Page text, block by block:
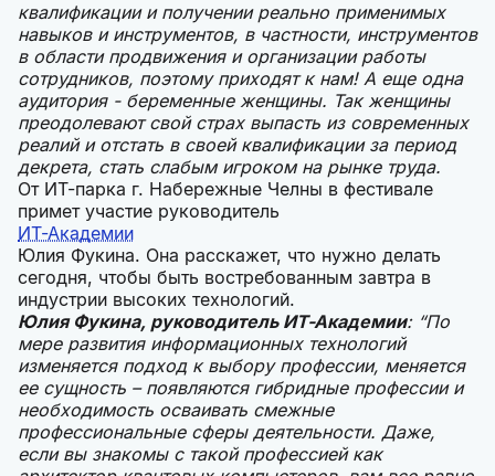
квалификации и получении реально применимых
навыков и инструментов, в частности, инструментов
в области продвижения и организации работы
сотрудников, поэтому приходят к нам! А еще одна
аудитория - беременные женщины. Так женщины
преодолевают свой страх выпасть из современных
реалий и отстать в своей квалификации за период
декрета, стать слабым игроком на рынке труда.
От ИТ-парка г. Набережные Челны в фестивале
примет участие руководитель
ИТ-Академии
Юлия Фукина. Она расскажет, что нужно делать
сегодня, чтобы быть востребованным завтра в
индустрии высоких технологий.
Юлия Фукина, руководитель ИТ-Академии: “По
мере развития информационных технологий
изменяется подход к выбору профессии, меняется
ее сущность – появляются гибридные профессии и
необходимость осваивать смежные
профессиональные сферы деятельности. Даже,
если вы знакомы с такой профессией как